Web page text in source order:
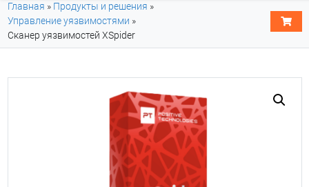
Главная » Продукты и решения »
Управление уязвимостями »
Сканер уязвимостей XSpider